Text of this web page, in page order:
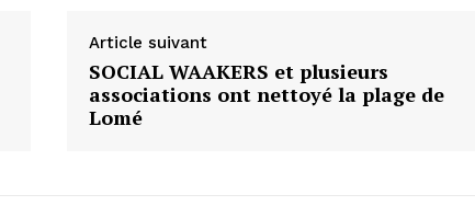
Article suivant
SOCIAL WAAKERS et plusieurs
associations ont nettoyé la plage de
Lomé